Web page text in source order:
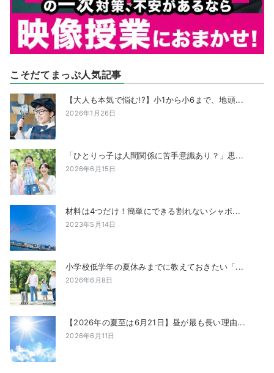
こそだてまっぷ人気記事
【大人も本気で悩む!?】小1から小6まで、地頭...
2026年1月26日
「ひとりっ子は人間関係に苦手意識あり？」思...
2026年6月15日
材料は4つだけ！簡単にできる割れないシャボ...
2023年5月14日
小学校低学年の夏休みまでに教えておきたい「...
2026年6月8日
【2026年の夏至は6月21日】昼が最も長い理由...
2026年6月11日